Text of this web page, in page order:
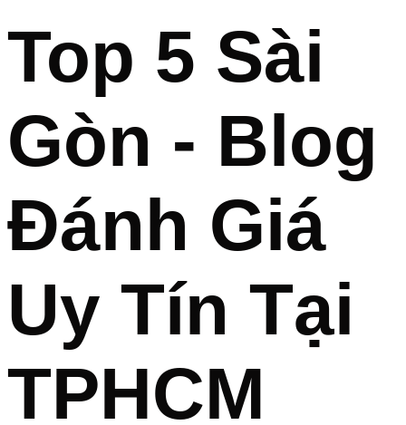
Top 5 Sài
Gòn - Blog
Đánh Giá
Uy Tín Tại
TPHCM